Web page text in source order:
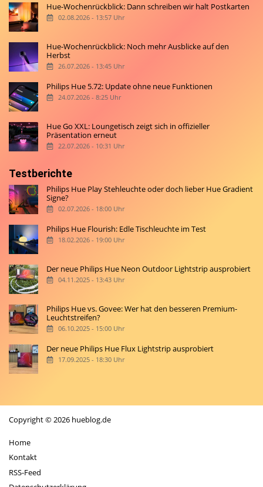
Hue-Wochenrückblick: Dann schreiben wir halt Postkarten
02.08.2026 - 13:57 Uhr
Hue-Wochenrückblick: Noch mehr Ausblicke auf den
Herbst
26.07.2026 - 13:45 Uhr
Philips Hue 5.72: Update ohne neue Funktionen
24.07.2026 - 8:25 Uhr
Hue Go XXL: Loungetisch zeigt sich in offizieller
Präsentation erneut
22.07.2026 - 10:31 Uhr
Testberichte
Philips Hue Play Stehleuchte oder doch lieber Hue Gradient
Signe?
02.07.2026 - 18:00 Uhr
Philips Hue Flourish: Edle Tischleuchte im Test
18.02.2026 - 19:00 Uhr
Der neue Philips Hue Neon Outdoor Lightstrip ausprobiert
04.11.2025 - 13:43 Uhr
Philips Hue vs. Govee: Wer hat den besseren Premium-
Leuchtstreifen?
06.10.2025 - 15:00 Uhr
Der neue Philips Hue Flux Lightstrip ausprobiert
17.09.2025 - 18:30 Uhr
Copyright © 2026 hueblog.de
Home
Kontakt
RSS-Feed